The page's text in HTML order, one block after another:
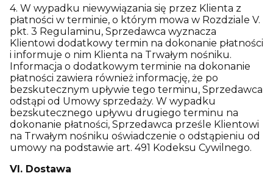
4. W wypadku niewywiązania się przez Klienta z
płatności w terminie, o którym mowa w Rozdziale V.
pkt. 3 Regulaminu, Sprzedawca wyznacza
Klientowi dodatkowy termin na dokonanie płatności
i informuje o nim Klienta na Trwałym nośniku.
Informacja o dodatkowym terminie na dokonanie
płatności zawiera również informację, że po
bezskutecznym upływie tego terminu, Sprzedawca
odstąpi od Umowy sprzedaży. W wypadku
bezskutecznego upływu drugiego terminu na
dokonanie płatności, Sprzedawca prześle Klientowi
na Trwałym nośniku oświadczenie o odstąpieniu od
umowy na podstawie art. 491 Kodeksu Cywilnego.
VI. Dostawa